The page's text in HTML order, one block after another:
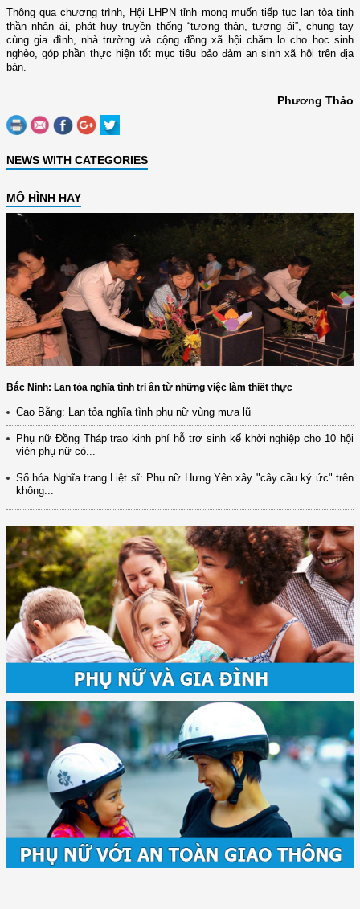
Thông qua chương trình, Hội LHPN tỉnh mong muốn tiếp tục lan tỏa tinh
thần nhân ái, phát huy truyền thống “tương thân, tương ái”, chung tay
cùng gia đình, nhà trường và cộng đồng xã hội chăm lo cho học sinh
nghèo, góp phần thực hiện tốt mục tiêu bảo đảm an sinh xã hội trên địa
bàn.
Phương Thảo
NEWS WITH CATEGORIES
MÔ HÌNH HAY
Bắc Ninh: Lan tỏa nghĩa tình tri ân từ những việc làm thiết thực
Cao Bằng: Lan tỏa nghĩa tình phụ nữ vùng mưa lũ
Phụ nữ Đồng Tháp trao kinh phí hỗ trợ sinh kế khởi nghiệp cho 10 hội
viên phụ nữ có...
Số hóa Nghĩa trang Liệt sĩ: Phụ nữ Hưng Yên xây "cây cầu ký ức" trên
không...